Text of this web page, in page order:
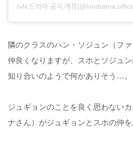
tvN 드라마 공식
隣のクラスのハン・ソジュン（フ
仲良くなりますが、スホとソジュ
知り合いのようで何かありそう…。
ジュギョンのことを良く思わない
ナさん）がジュギョンとスホの仲